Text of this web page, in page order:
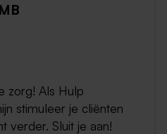
zorg! Als Hulp
stimuleer je cliënten
verder. Sluit je aan!